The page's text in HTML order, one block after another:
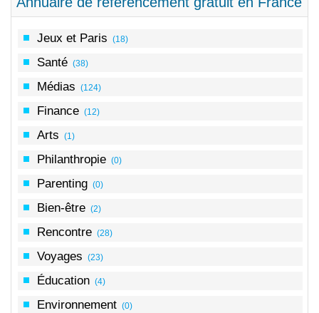
Jeux et Paris (18)
Santé (38)
Médias (124)
Finance (12)
Arts (1)
Philanthropie (0)
Parenting (0)
Bien-être (2)
Rencontre (28)
Voyages (23)
Éducation (4)
Environnement (0)